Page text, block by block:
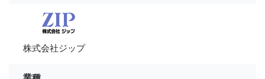
株式会社ジップ